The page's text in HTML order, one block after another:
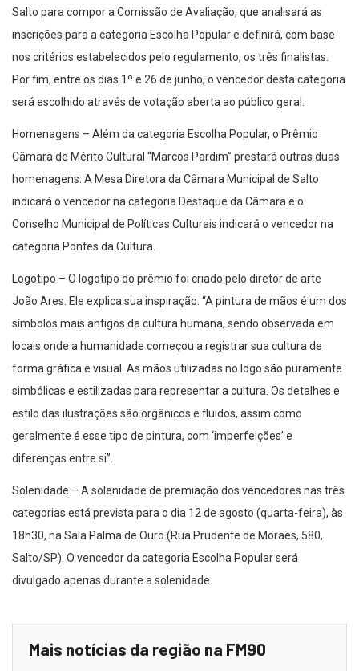
Salto para compor a Comissão de Avaliação, que analisará as
inscrições para a categoria Escolha Popular e definirá, com base
nos critérios estabelecidos pelo regulamento, os três finalistas.
Por fim, entre os dias 1º e 26 de junho, o vencedor desta categoria
será escolhido através de votação aberta ao público geral.
Homenagens – Além da categoria Escolha Popular, o Prêmio
Câmara de Mérito Cultural “Marcos Pardim” prestará outras duas
homenagens. A Mesa Diretora da Câmara Municipal de Salto
indicará o vencedor na categoria Destaque da Câmara e o
Conselho Municipal de Políticas Culturais indicará o vencedor na
categoria Pontes da Cultura.
Logotipo – O logotipo do prêmio foi criado pelo diretor de arte
João Ares. Ele explica sua inspiração: “A pintura de mãos é um dos
símbolos mais antigos da cultura humana, sendo observada em
locais onde a humanidade começou a registrar sua cultura de
forma gráfica e visual. As mãos utilizadas no logo são puramente
simbólicas e estilizadas para representar a cultura. Os detalhes e
estilo das ilustrações são orgânicos e fluidos, assim como
geralmente é esse tipo de pintura, com ‘imperfeições’ e
diferenças entre si”.
Solenidade – A solenidade de premiação dos vencedores nas três
categorias está prevista para o dia 12 de agosto (quarta-feira), às
18h30, na Sala Palma de Ouro (Rua Prudente de Moraes, 580,
Salto/SP). O vencedor da categoria Escolha Popular será
divulgado apenas durante a solenidade.
Mais notícias da região na FM90